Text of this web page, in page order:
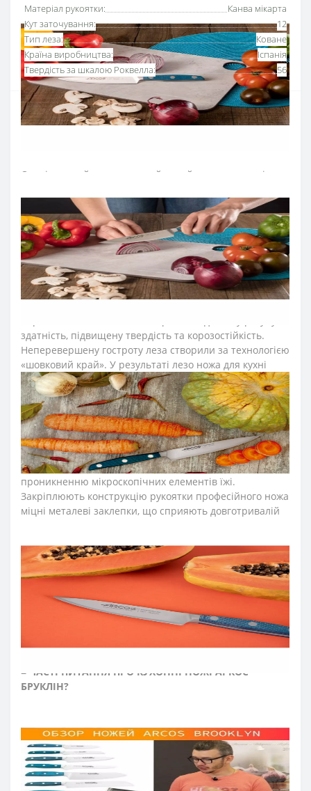
Матеріал рукоятки:
Канва мікарта
Кут заточування:
12
Тип леза:
Коване
Країна виробництва:
Іспанія
Твердість за шкалою Роквелла:
56
Ніж для овочів 130 мм серії«Бруклін» Аркос з
Оригінальний та досконалий дизайн кованих ножів
шеф-кухарів не тільки України, але і всього світу.
Кухонні ножі серії Brooklyn надихнуть та заохотять
створити страви різної складності, завдяки приємній
на дотик блакитній ручці та довершеному дизайну
леза. Серію ножів Arcos Brooklyn розробили для
професійного та домашнього використання.
здатність, підвищену твердість та корозостійкість.
Неперевершену гостроту леза створили за технологією
«шовковий край». У результаті лезо ножа для кухні
довго не затуплюється, не ржавіє, тому виріб має
довгий термін служби, забезпечуючи економічну
ефективність інвентарю.
Рукоятку ножів для нарізання овочів серії «Бруклін» з
оригінальним дизайном виготовили із стійкого
матеріалу Мікарта, який не створює щілин та запобігає
проникненню мікроскопічних елементів їжі.
Закріплюють конструкцію рукоятки професійного ножа
міцні металеві заклепки, що сприяють довготривалій
частині рукоятки та зменшує навантаження на руку
повара під час нарізання. Рукоятка кухонного ножа
стійка до кислот, хлору, миючих засобів та високих
температур.
Ніж для овочів може бути ножем для чищення
картоплі, ножем для яблук, а також ножем для томатів.
≡ ЧАСТІ ПИТАННЯ ПРО КУХОННІ НОЖІ АРКОС
БРУКЛІН?
Мийте кухонні ножі відразу після використання.
Після експлуатації протирайте насухо кухонні
ножі м'якою тканиною.
Рекомендуємо нарізати на дерев'яній або